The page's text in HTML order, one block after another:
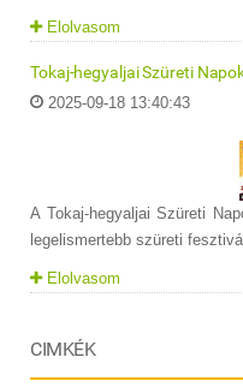
Elolvasom
Tokaj-hegyaljai Szüreti
2025-09-18 13:40:43
A Tokaj-hegyaljai Szüreti
legelismertebb szüreti
Elolvasom
CIMKÉK